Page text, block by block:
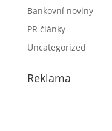
Bankovní noviny
PR články
Uncategorized
Reklama